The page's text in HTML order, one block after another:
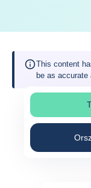
This content
be as accurate